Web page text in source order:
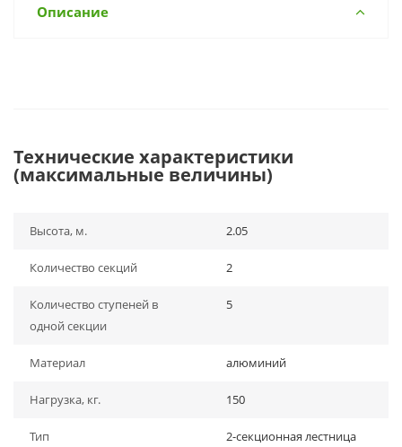
Описание
Технические характеристики
(максимальные величины)
Высота, м. 2.05
Количество секций 2
Количество ступеней в
одной секции
5
Материал алюминий
Нагрузка, кг. 150
Тип 2-секционная лестница